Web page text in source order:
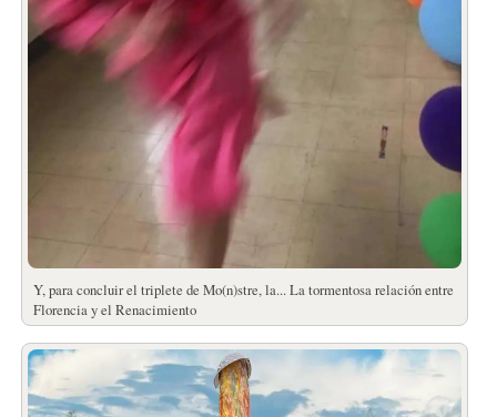
Y, para concluir el triplete de Mo(n)stre, la... La tormentosa relación entre
Florencia y el Renacimiento